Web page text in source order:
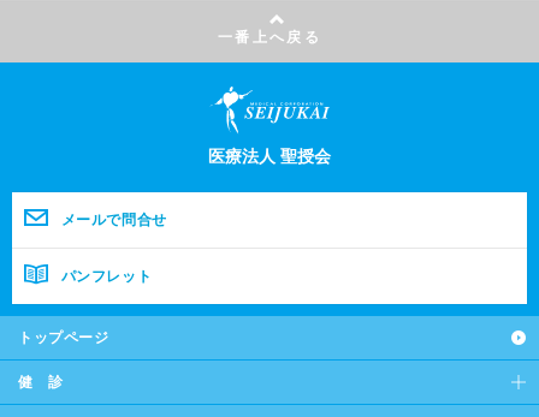
一番上へ戻る
医療法人 聖授会
メールで問合せ
パンフレット
トップページ
健 診